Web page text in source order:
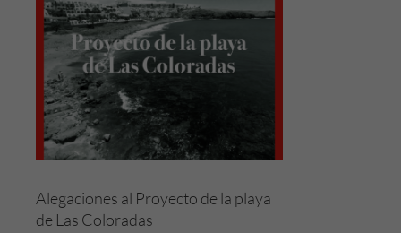
Alegaciones al Proyecto de la playa
de Las Coloradas